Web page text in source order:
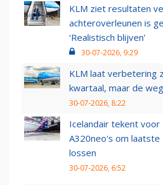
KLM ziet resultaten
achteroverleunen is
‘Realistisch blijven’
30-07-2026, 9:29
KLM laat verbetering
kwartaal, maar de
30-07-2026, 8:22
Icelandair tekent
A320neo's om
lossen
30-07-2026, 6:52